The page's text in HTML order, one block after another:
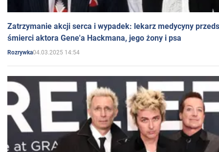
Zatrzymanie akcji serca i wypadek: lekarz medycyny
śmierci aktora Gene'a Hackmana, jego żony i psa
Rozrywka04.03.2025 14:54